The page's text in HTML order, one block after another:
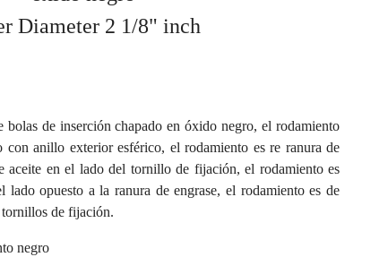
Diameter 2 1/8" inch
bolas de inserción chapado en óxido negro, el rodamiento
con anillo exterior esférico, el rodamiento es re ranura de
aceite en el lado del tornillo de fijación, el rodamiento es
lado opuesto a la ranura de engrase, el rodamiento es de
de fijación.
negro